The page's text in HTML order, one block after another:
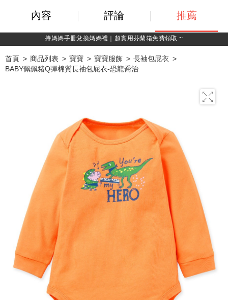
綁定LINE好友，500購物金立即折！
首頁 商品列表 寶寶 寶寶服飾
長袖包屁衣
BABY佩佩豬Q彈棉質長袖包屁衣-恐龍喬治
內容 評論 推薦